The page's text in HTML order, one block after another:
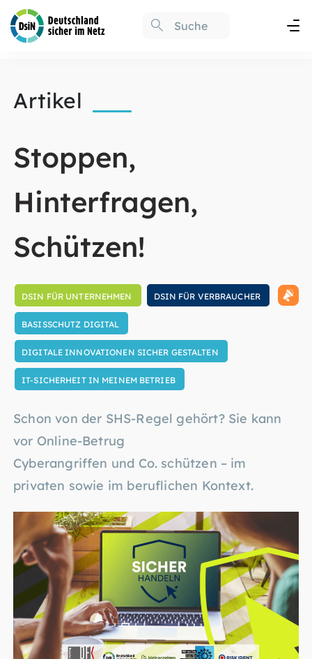
Artikel
Stoppen,
Hinterfragen,
Schützen!
DSIN FÜR UNTERNEHMEN DSIN FÜR VERBRAUCHER
BASISSCHUTZ DIGITAL
DIGITALE INNOVATIONEN SICHER GESTALTEN
IT-SICHERHEIT IN MEINEM BETRIEB
Schon von der SHS-Regel gehört? Sie kann
vor Online-Betrug
Cyberangriffen und Co. schützen – im
privaten sowie im beruflichen Kontext.